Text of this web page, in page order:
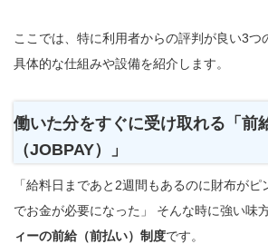
ここでは、特に利用者からの評判が良い3つ
具体的な仕組みや設備を紹介します。
働いた分をすぐに受け取れる「前
（JOBPAY）」
「給料日まであと2週間もあるのに財布が
でお金が必要になった」 そんな時に強い味
ィーの前給（前払い）制度です。